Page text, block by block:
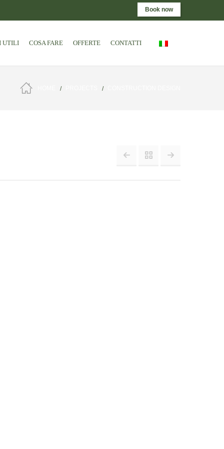
Book now
UTILI COSA FARE OFFERTE CONTATTI